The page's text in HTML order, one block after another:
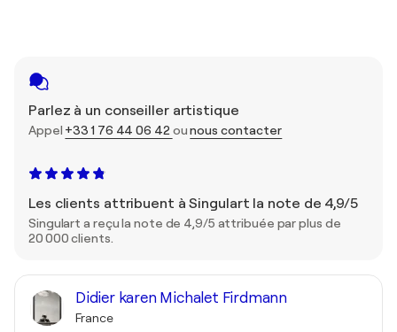
Parlez à un conseiller artistique
Appel +33 1 76 44 06 42 ounous contacter
Les clients attribuent à Singulart la note de 4,9/5
Singulart a reçu la note de 4,9/5 attribuée par plus de
20 000 clients.
Didier karen Michalet Firdmann
France